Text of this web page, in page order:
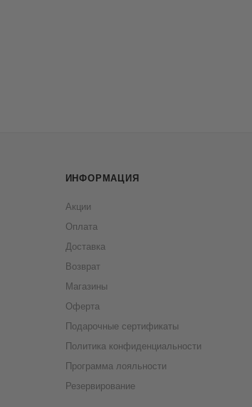
ИНФОРМАЦИЯ
Акции
Оплата
Доставка
Возврат
Магазины
Оферта
Подарочные сертификаты
Политика конфиденциальности
Программа лояльности
Резервирование